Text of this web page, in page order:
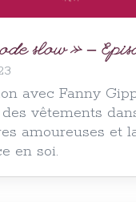
slow » –
avec Fanny
des vêtements
amoureuses et
en soi.